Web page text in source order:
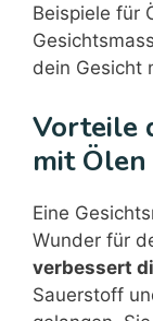
Beispiele für
dein Gesicht
Vorteile
mit Ölen
Eine
Wunder für
verbessert
Sauerstoff